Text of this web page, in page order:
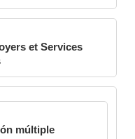
et Services
múltiple